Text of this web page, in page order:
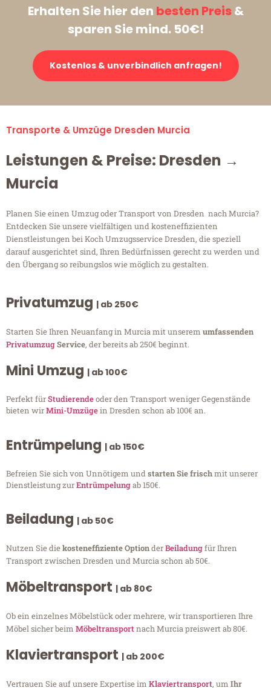
Erhalten Sie hier den besten Preis&
sparen Sie mind. 50€!
Kostenlos & unverbindlich anfragen!
Transporte & Umzüge Dresden Murcia
Leistungen & Preise: Dresden →
Murcia
Planen Sie einen Umzug oder Transport von Dresden nach Murcia?
Entdecken Sie unsere vielfältigen und kosteneffizienten
Dienstleistungen bei Koch Umzugsservice Dresden, die speziell
darauf ausgerichtet sind, Ihren Bedürfnissen gerecht zu werden und
den Übergang so reibungslos wie möglich zu gestalten.
Privatumzug | ab 250€
Starten Sie Ihren Neuanfang in Murcia mit unserem umfassenden
PrivatumzugService, der bereits ab 250€ beginnt.
Mini Umzug | ab 100€
Perfekt fürStudierendeoder den Transport weniger Gegenstände
bieten wirMini-Umzügein Dresden schon ab 100€ an.
Entrümpelung | ab 150€
Befreien Sie sich von Unnötigem undstarten Sie frischmit unserer
Dienstleistung zurEntrümpelungab 150€.
Beiladung | ab 50€
Nutzen Sie diekosteneffiziente OptionderBeiladungfür Ihren
Transport zwischen Dresden und Murcia schon ab 50€.
Möbeltransport | ab 80€
Ob ein einzelnes Möbelstück oder mehrere, wir transportieren Ihre
Möbel sicher beim Möbeltransportnach Murcia preiswert ab 80€.
Klaviertransport | ab 200€
Vertrauen Sie auf unsere Expertise im Klaviertransport, um Ihr